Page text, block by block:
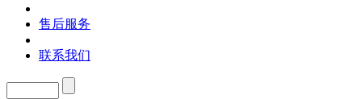
售后服务
联系我们